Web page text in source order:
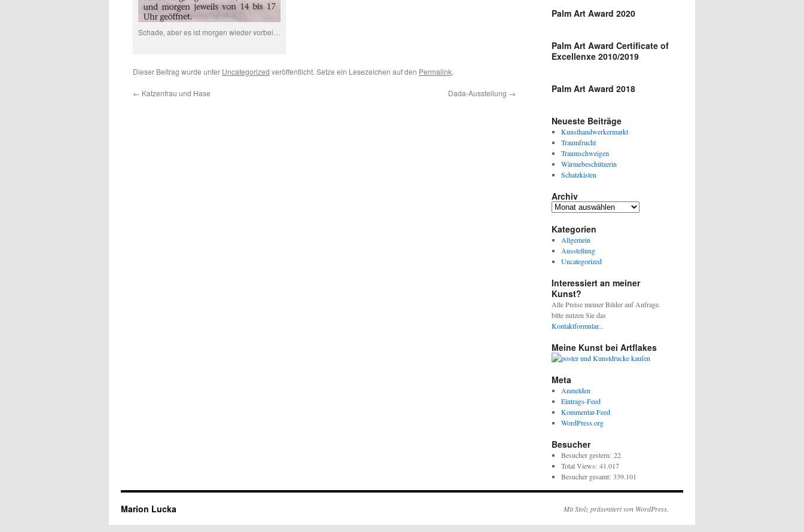
Schade, aber es ist morgen wieder vorbei…
Dieser Beitrag wurde unter Uncategorized veröffentlicht. Setze ein Lesezeichen auf den Permalink.
← Katzenfrau und Hase Dada-Ausstellung →
Palm Art Award 2020
Palm Art Award Certificate of
Excellenxe 2010/2019
Palm Art Award 2018
Neueste Beiträge
Kunsthandwerkermarkt
Traumfrucht
Traumschweigen
Wärmebeschützerin
Schatzkisten
Archiv
Archiv
Kategorien
Allgemein
Ausstellung
Uncategorized
Interessiert an meiner
Kunst?
Alle Preise meiner Bilder auf Anfrage.
bitte nutzen Sie das
Kontaktformular...
Meine Kunst bei Artflakes
Meta
Anmelden
Eintrags-Feed
Kommentar-Feed
WordPress.org
Besucher
Besucher gestern: 22
Total Views: 41.017
Besucher gesamt: 339.101
Marion Lucka Mit Stolz präsentiert von WordPress.